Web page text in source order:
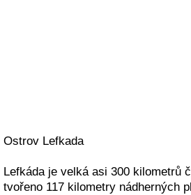
Ostrov Lefkada
Lefkáda je velká asi 300 kilometrů
tvořeno 117 kilometry nádherných